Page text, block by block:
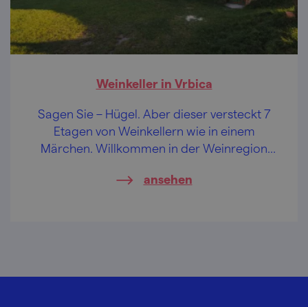
Weinkeller in Vrbica
Sagen Sie – Hügel. Aber dieser versteckt 7
Etagen von Weinkellern wie in einem
Märchen. Willkommen in der Weinregion
ansehen